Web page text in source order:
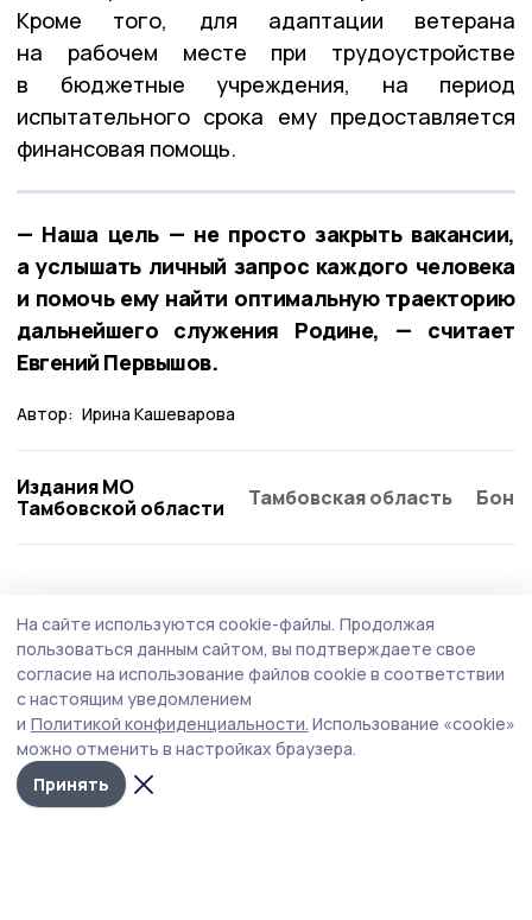
Кроме того, для адаптации ветерана
на рабочем месте при трудоустройстве
в бюджетные учреждения, на период
испытательного срока ему предоставляется
финансовая помощь.
— Наша цель — не просто закрыть вакансии,
а услышать личный запрос каждого человека
и помочь ему найти оптимальную траекторию
дальнейшего служения Родине, — считает
Евгений Первышов.
Автор: Ирина Кашеварова
Издания МО
Тамбовской области
Тамбовская область
На сайте используются cookie-файлы. Продолжая
пользоваться данным сайтом, вы подтверждаете свое
согласие на использование файлов cookie в соответствии
с настоящим уведомлением
и Политикой конфиденциальности. Использование «cookie»
можно отменить в настройках браузера.
Принять